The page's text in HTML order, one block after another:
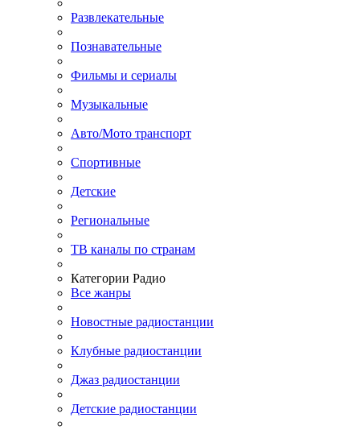
Развлекательные
Познавательные
Фильмы и сериалы
Музыкальные
Авто/Мото транспорт
Спортивные
Детские
Региональные
ТВ каналы по странам
Категории Радио
Все жанры
Новостные радиостанции
Клубные радиостанции
Джаз радиостанции
Детские радиостанции